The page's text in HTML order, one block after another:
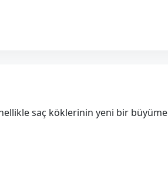
saç köklerinin yeni bir büyüme